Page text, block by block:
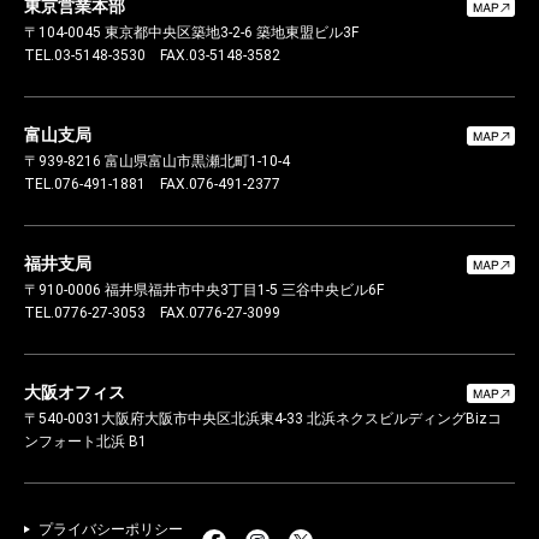
東京営業本部
〒104-0045 東京都中央区築地3-2-6 築地東盟ビル3F
TEL.03-5148-3530
FAX.03-5148-3582
富山支局
〒939-8216 富山県富山市黒瀬北町1-10-4
TEL.076-491-1881
FAX.076-491-2377
福井支局
〒910-0006 福井県福井市中央3丁目1-5 三谷中央ビル6F
TEL.0776-27-3053
FAX.0776-27-3099
大阪オフィス
〒540-0031 大阪府大阪市中央区北浜東4-33 北浜ネクスビルディングBizコ
ンフォート北浜 B1
プライバシーポリシー